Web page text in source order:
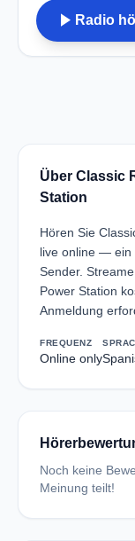
play_arrow Radio
Über Classic
Station
Hören Sie
live online — ein
Sender.
Power Station
Anmeldung
FREQUENZ
Online only
Noch keine
Meinung teilt!